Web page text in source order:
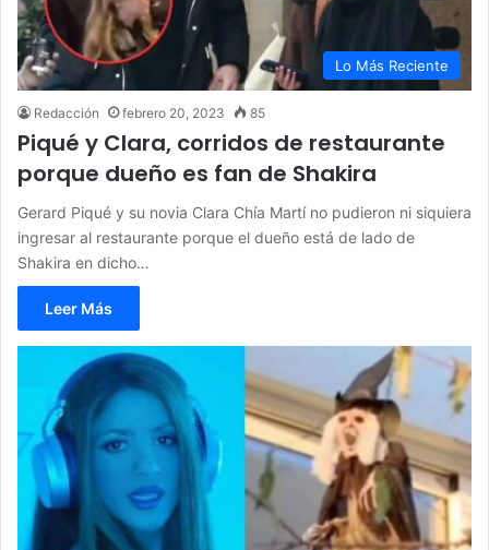
Lo Más Reciente
Redacción febrero 20, 2023 85
Piqué y Clara, corridos de restaurante
porque dueño es fan de Shakira
Gerard Piqué y su novia Clara Chía Martí no pudieron ni siquiera
ingresar al restaurante porque el dueño está de lado de
Shakira en dicho…
Leer Más